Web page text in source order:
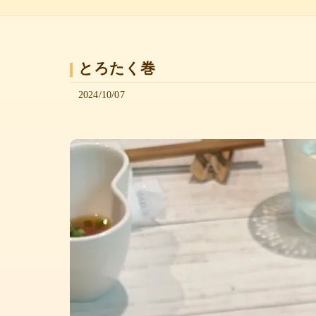
とろたく巻
2024/10/07